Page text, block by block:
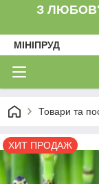
З
МІНІПРУД
Товари та
ХИТ ПРОДАЖ